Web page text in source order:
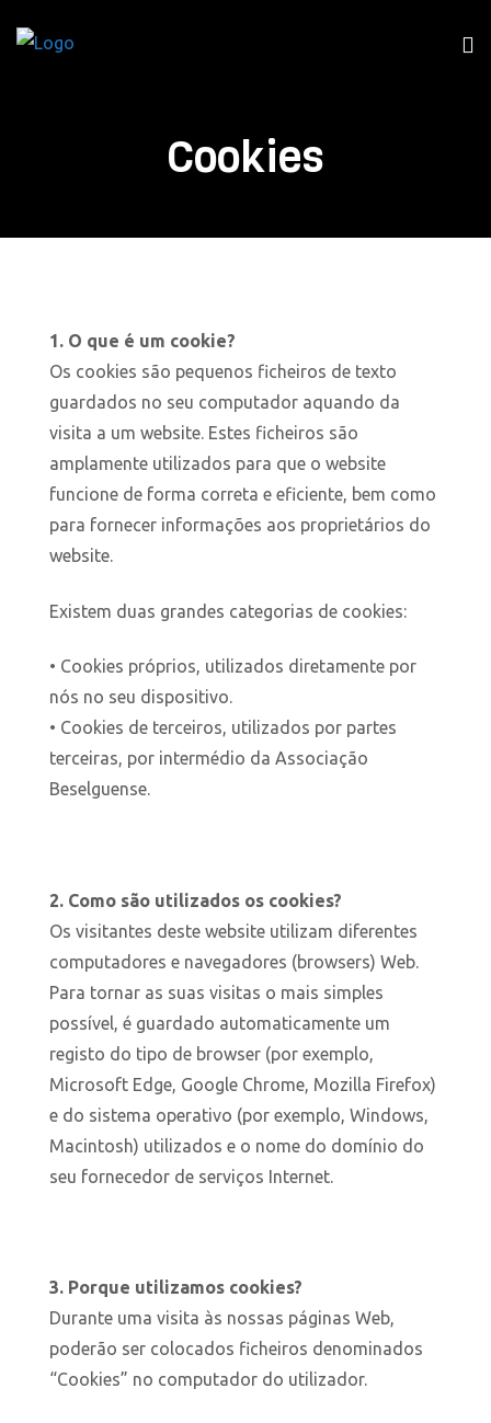
Cookies
1. O que é um cookie?
Os cookies são pequenos ficheiros de texto
guardados no seu computador aquando da
visita a um website. Estes ficheiros são
amplamente utilizados para que o website
funcione de forma correta e eficiente, bem como
para fornecer informações aos proprietários do
website.
Existem duas grandes categorias de cookies:
• Cookies próprios, utilizados diretamente por
nós no seu dispositivo.
• Cookies de terceiros, utilizados por partes
terceiras, por intermédio da Associação
Beselguense.
2. Como são utilizados os cookies?
Os visitantes deste website utilizam diferentes
computadores e navegadores (browsers) Web.
Para tornar as suas visitas o mais simples
possível, é guardado automaticamente um
registo do tipo de browser (por exemplo,
Microsoft Edge, Google Chrome, Mozilla Firefox)
e do sistema operativo (por exemplo, Windows,
Macintosh) utilizados e o nome do domínio do
seu fornecedor de serviços Internet.
3. Porque utilizamos cookies?
Durante uma visita às nossas páginas Web,
poderão ser colocados ficheiros denominados
“Cookies” no computador do utilizador.